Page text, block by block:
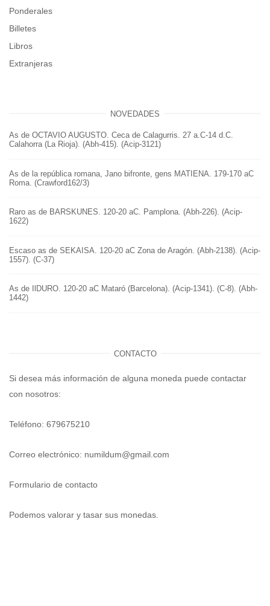
Ponderales
Billetes
Libros
Extranjeras
NOVEDADES
As de OCTAVIO AUGUSTO. Ceca de Calagurris. 27 a.C-14 d.C.
Calahorra (La Rioja). (Abh-415). (Acip-3121)
As de la república romana, Jano bifronte, gens MATIENA. 179-170 aC
Roma. (Crawford162/3)
Raro as de BARSKUNES. 120-20 aC. Pamplona. (Abh-226). (Acip-
1622)
Escaso as de SEKAISA. 120-20 aC Zona de Aragón. (Abh-2138). (Acip-
1557). (C-37)
As de IlDURO. 120-20 aC Mataró (Barcelona). (Acip-1341). (C-8). (Abh-
1442)
CONTACTO
Si desea más información de alguna moneda puede contactar
con nosotros:
Teléfono: 679675210
Correo electrónico: numildum@gmail.com
Formulario de contacto
Podemos valorar y tasar sus monedas.